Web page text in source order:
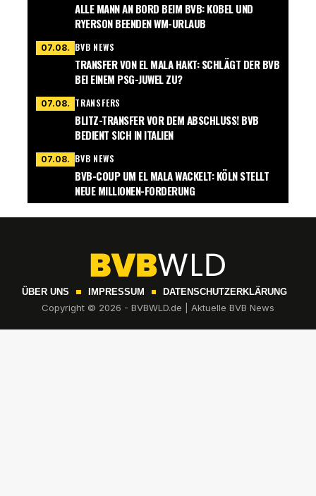
ALLE MANN AN BORD BEIM BVB: KOBEL UND
RYERSON BEENDEN WM-URLAUB
07.08. BVB NEWS
TRANSFER VON EL MALA HAKT: SCHLÄGT DER BVB
BEI EINEM PSG-JUWEL ZU?
07.08. TRANSFERS
BLITZ-TRANSFER VOR DEM ABSCHLUSS! BVB
BEDIENT SICH IN ITALIEN
07.08. BVB NEWS
BVB-COUP UM EL MALA WACKELT: KÖLN STELLT
NEUE MILLIONEN-FORDERUNG
ÜBER UNS IMPRESSUM DATENSCHUTZERKLÄRUNG
Copyright © 2026 - BVBWLD.de | Aktuelle BVB News